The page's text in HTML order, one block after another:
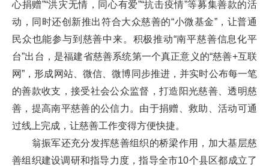
心捐赠”“洪灾无情，同心有爱”“抗击疫情”等募集善款的活
动，同时还创新推出符合大众慈善的“小微基金”，让普通
民众也能参与到慈善中来。积极推动“南平慈善信息化平
台”出台，是福建省慈善系统第一个真正意义的“慈善+互联
网”，形成网站、微信、微博同步推进，并实时公布每一笔
的善款收支，接受社会公众监督，打造阳光慈善、透明慈
善，提高南平慈善的公信力。由于捐赠、救助、活动可通
过线上完成，让慈善工作变得方便快捷。
翁振军还充分发挥慈善组织的桥梁作用，加大基层慈
善组织建设调研和指导力度，指导全市10个县区都成立了